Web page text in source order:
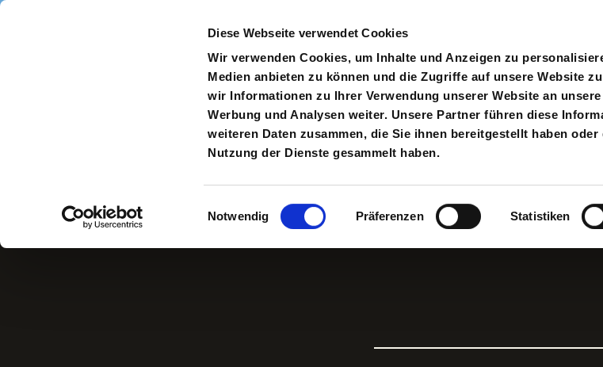
Diese Webseite verwendet Cookies
Wir verwenden Cookies, um Inhalte und Anzeigen zu
Medien anbieten zu können und die Zugriffe auf unsere Website
wir Informationen zu Ihrer Verwendung unserer Website an
Werbung und Analysen weiter. Unsere Partner führen diese
weiteren Daten zusammen, die Sie ihnen bereitgestellt haben
Nutzung der Dienste gesammelt haben.
Einwilligungsauswahl
Notwendig Präferenzen Statistiken
Direkt zum Inhalt
Spielplan Toggle search input Suche
Philipp Döring